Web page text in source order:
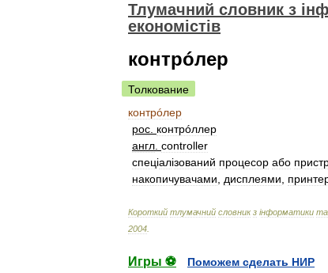
Тлумачний словник з
економістів
контрóлер
Толкование
контрóлер
рос контрóллер
англ сontroller
спеціалізований процесор або
накопичувачами
дисплеями
Короткий тлумачний словник з інформатики та
2004
Игры ⚽
Поможем сделать НИР